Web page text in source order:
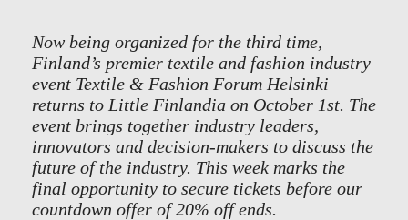
Now being organized for the third time,
Finland’s premier textile and fashion industry
event Textile & Fashion Forum Helsinki
returns to Little Finlandia on October 1st. The
event brings together industry leaders,
innovators and decision-makers to discuss the
future of the industry. This week marks the
final opportunity to secure tickets before our
countdown offer of 20% off ends.